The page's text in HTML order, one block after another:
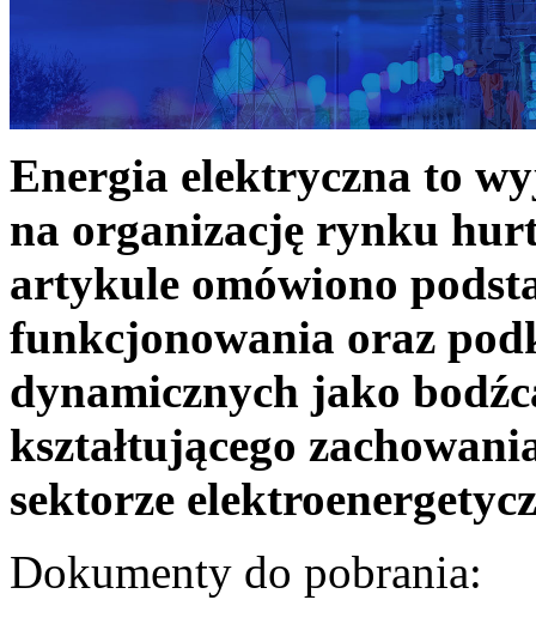
Energia elektryczna to
na organizację rynku
artykule omówiono
funkcjonowania oraz
dynamicznych jako
kształtującego
sektorze
Dokumenty do pobrania: